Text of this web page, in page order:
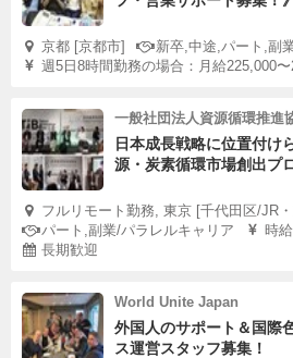
京都 [京都市]
新卒,中途,パート,副
週5日8時間勤務の場合：月給225,000〜
一般社団法人資源循環推進
日本成長戦略に位置付け
源・炭素循環市場創出プ
フルリモート勤務, 東京 [千代田区/JR
パート,副業/パラレルキャリア
時
長期歓迎
World Unite Japan
外国人のサポート＆国際
ス運営スタッフ募集！